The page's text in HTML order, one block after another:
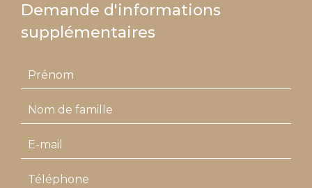
Demande d'informations
supplémentaires